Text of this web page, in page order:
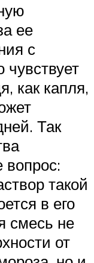
ее
с
чувствует
как капля,
Так
вопрос:
такой
в его
смесь не
от